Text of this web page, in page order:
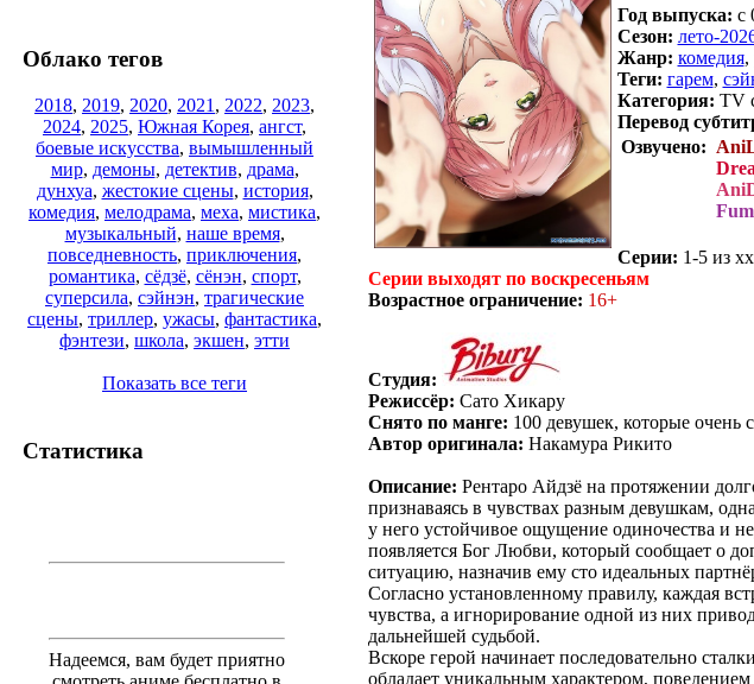
Облако тегов
2018, 2019, 2020, 2021 , 2022, 2023,
2024, 2025, Южная Корея, ангст,
боевые искусства, вымышленный
мир, демоны, детектив, драма,
дунхуа, жестокие сцены, история,
комедия, мелодрама, меха, мистика,
музыкальный, наше время,
повседневность, приключения,
романтика, сёдзё, сёнэн, спорт,
суперсила, сэйнэн, трагические
сцены, триллер, ужасы, фантастика,
фэнтези, школа, экшен, этти
Показать все теги
Статистика
Надеемся, вам будет приятно
Год выпуска: c
Сезон: лето-
Жанр: комедия,
Теги: гарем,
Категория: TV
Перевод
Озвучено:
Серии: 1-5 из
Серии выходят по воскресеньям
Возрастное ограничение: 16+
Студия:
Режиссёр: Сато Хикару
Снято по манге: 100 девушек, которые очень
Автор оригинала: Накамура Рикито
Описание: Рентаро Айдзё на протяжении
признаваясь в чувствах разным девушкам,
у него устойчивое ощущение одиночества и
появляется Бог Любви, который сообщает о
ситуацию, назначив ему сто идеальных
Согласно установленному правилу, каждая
чувства, а игнорирование одной из них
дальнейшей судьбой.
Вскоре герой начинает последовательно
обладает уникальным характером,